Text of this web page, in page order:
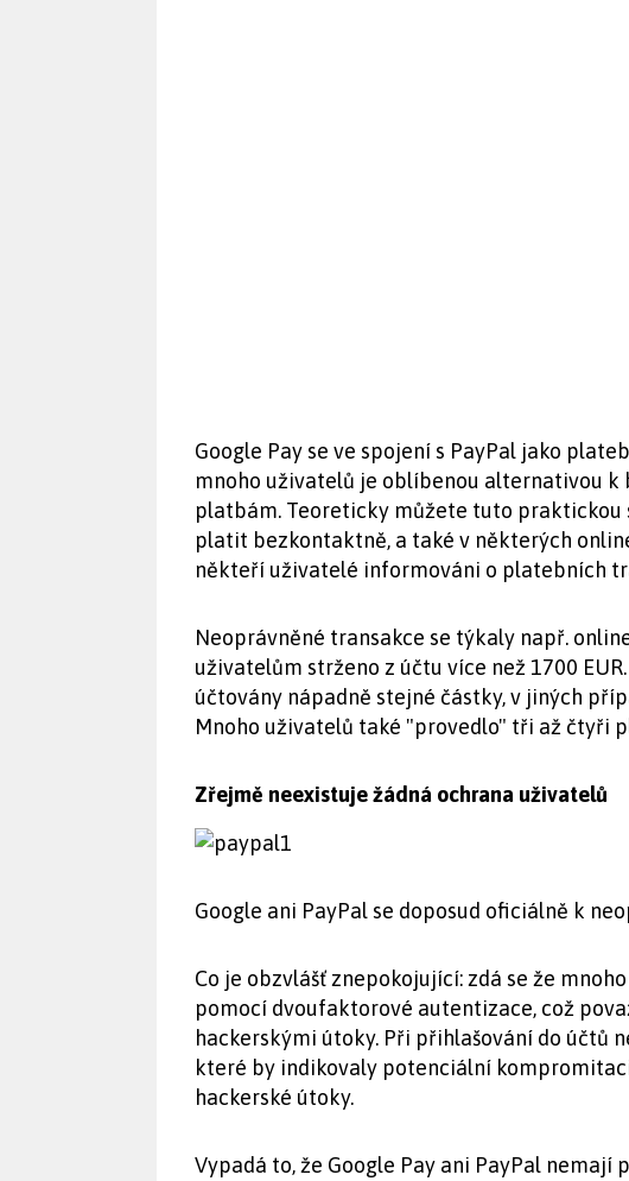
Google Pay se ve spojení s PayPal jako
mnoho uživatelů je oblíbenou alternativou
platbám. Teoreticky můžete tuto praktickou
platit bezkontaktně, a také v některých
někteří uživatelé informováni o platebních
Neoprávněné transakce se týkaly např.
uživatelům strženo z účtu více než 1700
účtovány nápadně stejné částky, v jiných
Mnoho uživatelů také "provedlo" tři až čtyři
Zřejmě neexistuje žádná ochrana uživatelů
Google ani PayPal se doposud oficiálně k
Co je obzvlášť znepokojující: zdá se že
pomocí dvoufaktorové autentizace, což
hackerskými útoky. Při přihlašování do účtů
které by indikovaly potenciální
hackerské útoky.
Vypadá to, že Google Pay ani PayPal